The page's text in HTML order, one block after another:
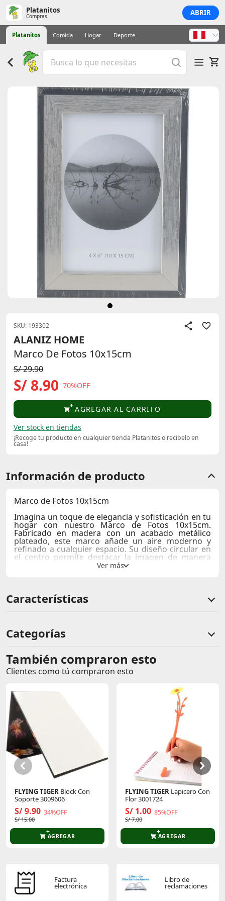
Platanitos
Compras ABRIR
Platanitos Comida Hogar Deporte
SKU: 193302
ALANIZ HOME
Marco De Fotos 10x15cm
S/ 29.90
S/ 8.90 70%OFF
AGREGAR AL CARRITO
Ver stock en tiendas
¡Recoge tu producto en cualquier tienda Platanitos o recibelo en
casa!
Información de producto
Marco de Fotos 10x15cm
Imagina un toque de elegancia y sofisticación en tu
hogar con nuestro Marco de Fotos 10x15cm.
Fabricado en madera con un acabado metálico
plateado, este marco añade un aire moderno y
refinado a cualquier espacio. Su diseño circular en
el centro permite destacar la imagen de manera
única y atractiva. La combinación de materiales
Ideal para decorar tu hogar, oficina o habitación
infantil, este marco es perfecto para exhibir tus
personal a cualquier habitación.
Dimensiones
Uso recomendado : Ideal para fotos de 10x15 cm,
apto para interiores.
Aporta un toque de clase y calidez a tu hogar con
este elegante marco de fotos.
#pia
Características
Categorías
Comentarios de clientes
Comentarios de clientes que compraron este producto
Este producto aún no tiene calificaciones.
Sé el primero en comentar y acumula Puntos.
También compraron esto
Clientes como tú compraron esto
FLYING TIGER Block Con
Soporte 3009606
S/ 9.90 34%OFF
S/ 15.00
AGREGAR
FLYING TIGER Lapicero Con
Flor 3001724
S/ 1.00 85%OFF
S/ 7.00
AGREGAR
Factura
electrónica
Libro de
reclamaciones